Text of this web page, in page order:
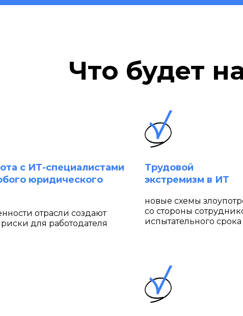
Что будет
с ИТ-специалистами
юридического
отрасли создают
для работодателя
Трудовой
экстремизм в ИТ
новые схемы
со стороны
испытательного